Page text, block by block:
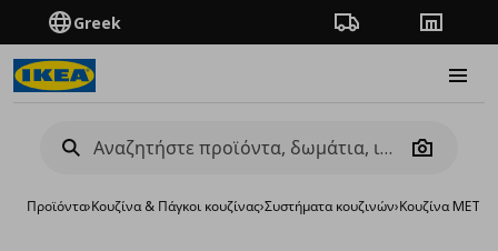
Greek Πορεία παραγγελίας
Camera
Προϊόντα›Κουζίνα & Πάγκοι κουζίνας›Συστήματα κουζινών›Κουζίνα